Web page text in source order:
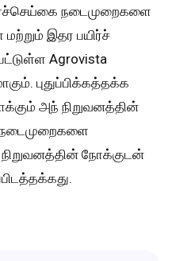
நடைமுறைகளை
இதர பயிர்ச்
Agrovista
புதுப்பிக்கத்தக்க
அந் நிறுவனத்தின்
நடைமுறைகளை
நோக்குடன்